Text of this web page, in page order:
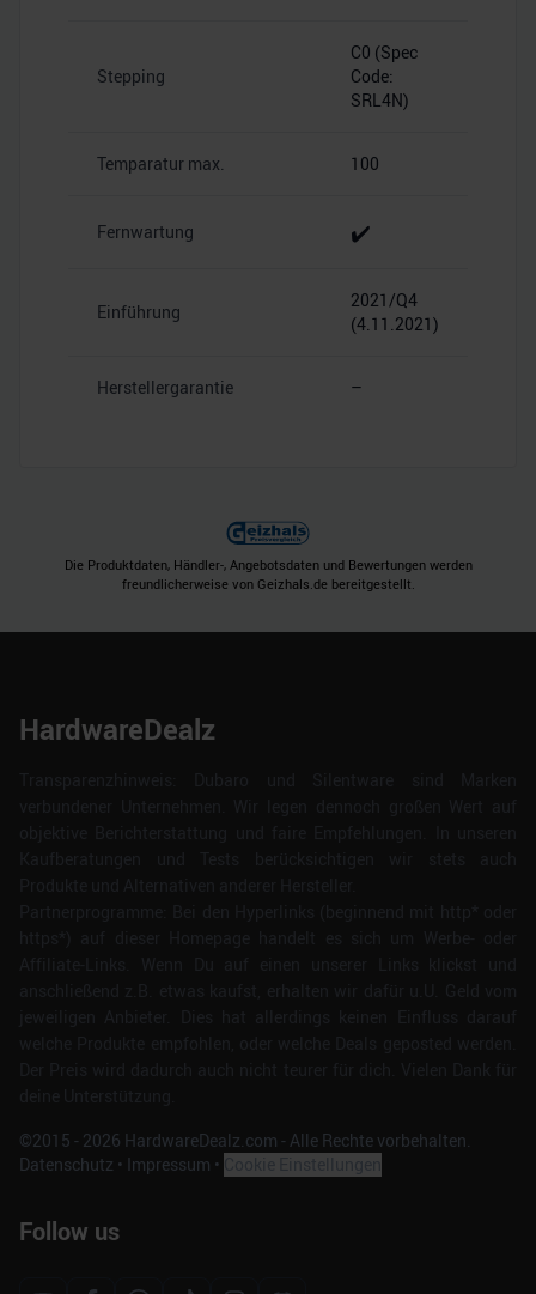
Stepping
C0 (Spec
Code:
SRL4N)
Temparatur max. 100
Fernwartung ✔️
Einführung
2021/Q4
(4.11.2021)
Herstellergarantie –
Die Produktdaten, Händler-, Angebotsdaten und Bewertungen werden
freundlicherweise von Geizhals.de bereitgestellt.
HardwareDealz
©2015 - 2026 HardwareDealz.com - Alle Rechte vorbehalten.
Datenschutz • Impressum •
Follow us